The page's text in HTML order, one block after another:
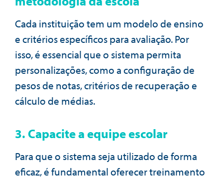
Cada instituição tem um modelo de ensino
e critérios específicos para avaliação. Por
isso, é essencial que o sistema permita
personalizações, como a configuração de
pesos de notas, critérios de recuperação e
cálculo de médias.
3. Capacite a equipe escolar
Para que o sistema seja utilizado de forma
eficaz, é fundamental oferecer treinamento